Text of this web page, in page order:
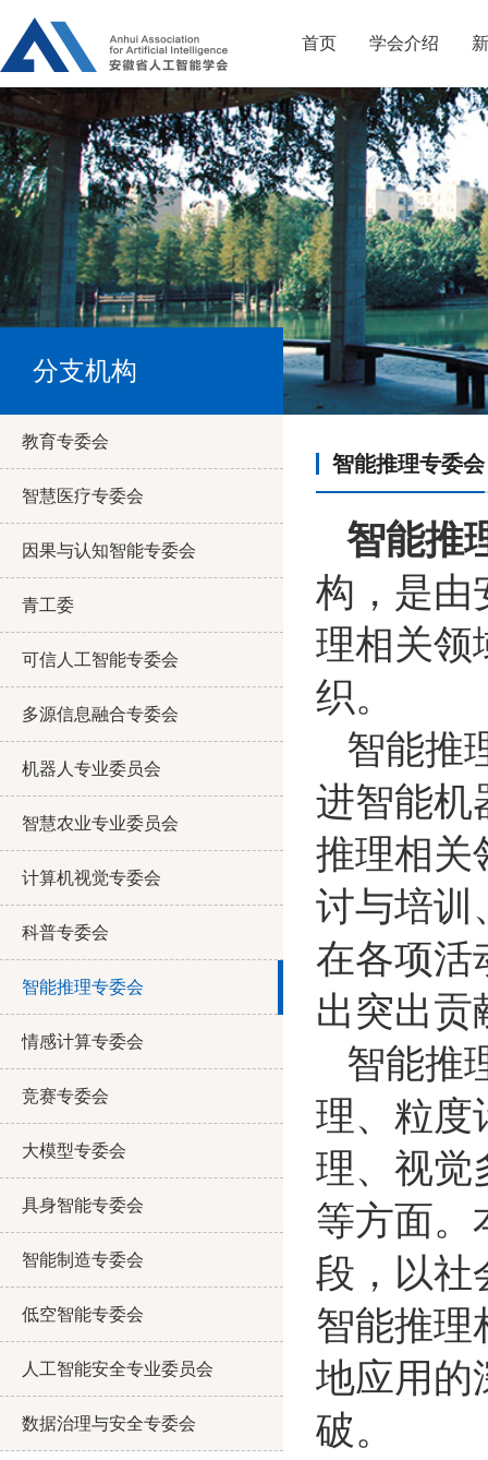
首页 学会介绍
分支机构
教育专委会
智慧医疗专委会
因果与认知智能专委会
青工委
可信人工智能专委会
多源信息融合专委会
机器人专业委员会
智慧农业专业委员会
计算机视觉专委会
科普专委会
智能推理专委会
情感计算专委会
竞赛专委会
大模型专委会
具身智能专委会
智能制造专委会
低空智能专委会
人工智能安全专业委员会
数据治理与安全专委会
智能推理专委会
智能推
构，是由
理相关领
织。
智能推
进智能机
推理相关
讨与培训
在各项活
出突出贡
智能推
理、粒度
理、视觉
等方面。
段，以社
智能推理
地应用的
破。